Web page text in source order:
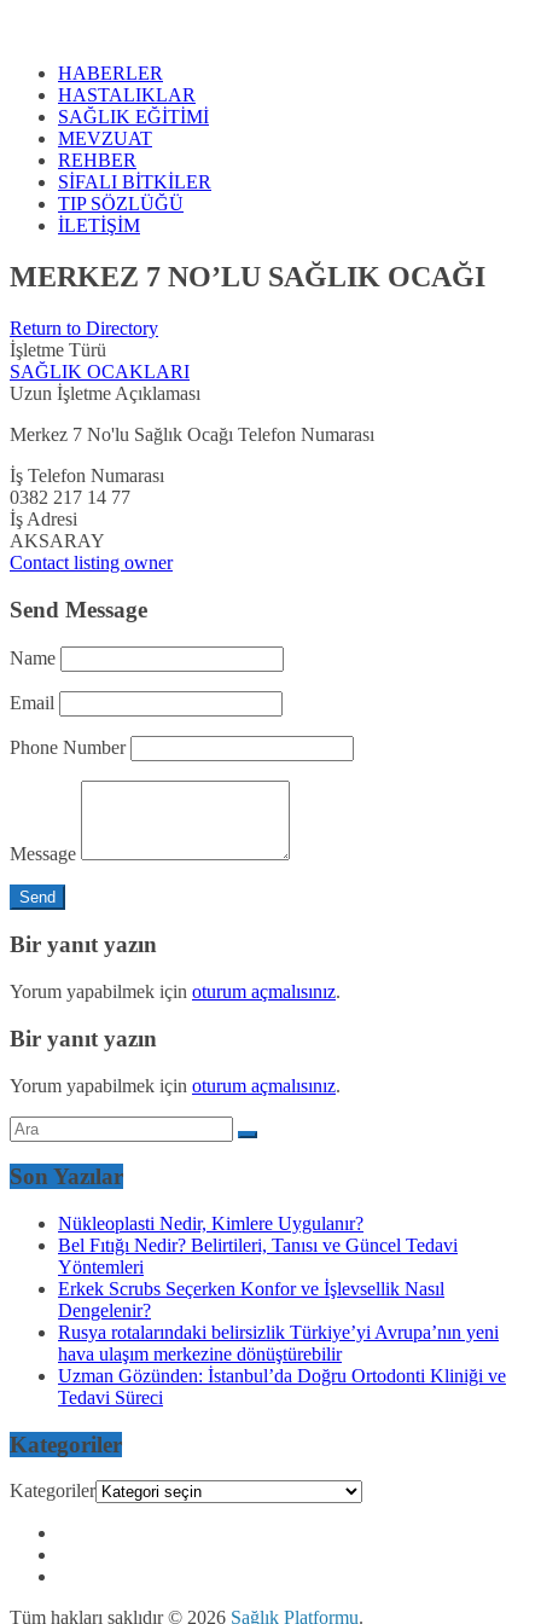
HABERLER
HASTALIKLAR
SAĞLIK EĞİTİMİ
MEVZUAT
REHBER
SİFALI BİTKİLER
TIP SÖZLÜĞÜ
İLETİŞİM
MERKEZ 7 NO’LU SAĞLIK OCAĞI
Return to Directory
İşletme Türü
SAĞLIK OCAKLARI
Uzun İşletme Açıklaması
Merkez 7 No'lu Sağlık Ocağı Telefon Numarası
İş Telefon Numarası
0382 217 14 77
İş Adresi
AKSARAY
Contact listing owner
Send Message
Name
Email
Phone Number
Message
Bir yanıt yazın
Yorum yapabilmek için oturum açmalısınız.
Bir yanıt yazın
Yorum yapabilmek için oturum açmalısınız.
Son Yazılar
Nükleoplasti Nedir, Kimlere Uygulanır?
Bel Fıtığı Nedir? Belirtileri, Tanısı ve Güncel Tedavi
Yöntemleri
Erkek Scrubs Seçerken Konfor ve İşlevsellik Nasıl
Dengelenir?
Rusya rotalarındaki belirsizlik Türkiye’yi Avrupa’nın yeni
hava ulaşım merkezine dönüştürebilir
Uzman Gözünden: İstanbul’da Doğru Ortodonti Kliniği ve
Tedavi Süreci
Kategoriler
Kategoriler
Tüm hakları saklıdır © 2026 Sağlık Platformu.